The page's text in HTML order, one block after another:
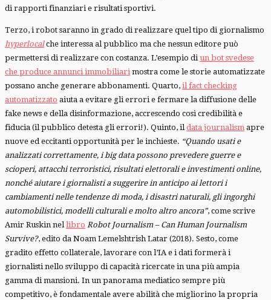
di rapporti finanziari e risultati sportivi.
Terzo, i robot saranno in grado di realizzare quel tipo di giornalismo
hyperlocalche interessa al pubblico ma che nessun editore può
permettersi di realizzare con costanza. L’esempio diun bot svedese
che produce annunci immobiliarimostra come le storie automatizzate
possano anche generare abbonamenti. Quarto, il fact checking
automatizzato aiuta a evitare gli errori e fermare la diffusione delle
fake news e della disinformazione, accrescendo così credibilità e
fiducia (il pubblico detesta gli errori!). Quinto, ildata journalism apre
nuove ed eccitanti opportunità per le inchieste. “Quando usati e
analizzati correttamente, i big data possono prevedere guerre e
scioperi, attacchi terroristici, risultati elettorali e investimenti online,
nonché aiutare i giornalisti a suggerire in anticipo ai lettori i
cambiamenti nelle tendenze di moda, i disastri naturali, gli ingorghi
automobilistici, modelli culturali e molto altro ancora”, come scrive
Amir Ruskin nellibro Robot Journalism – Can Human Journalism
Survive?, edito da Noam Lemelshtrish Latar (2018). Sesto, come
gradito effetto collaterale, lavorare con l’IA e i dati formerà i
giornalisti nello sviluppo di capacità ricercate in una più ampia
gamma di mansioni. In un panorama mediatico sempre più
competitivo, è fondamentale avere abilità che migliorino la propria